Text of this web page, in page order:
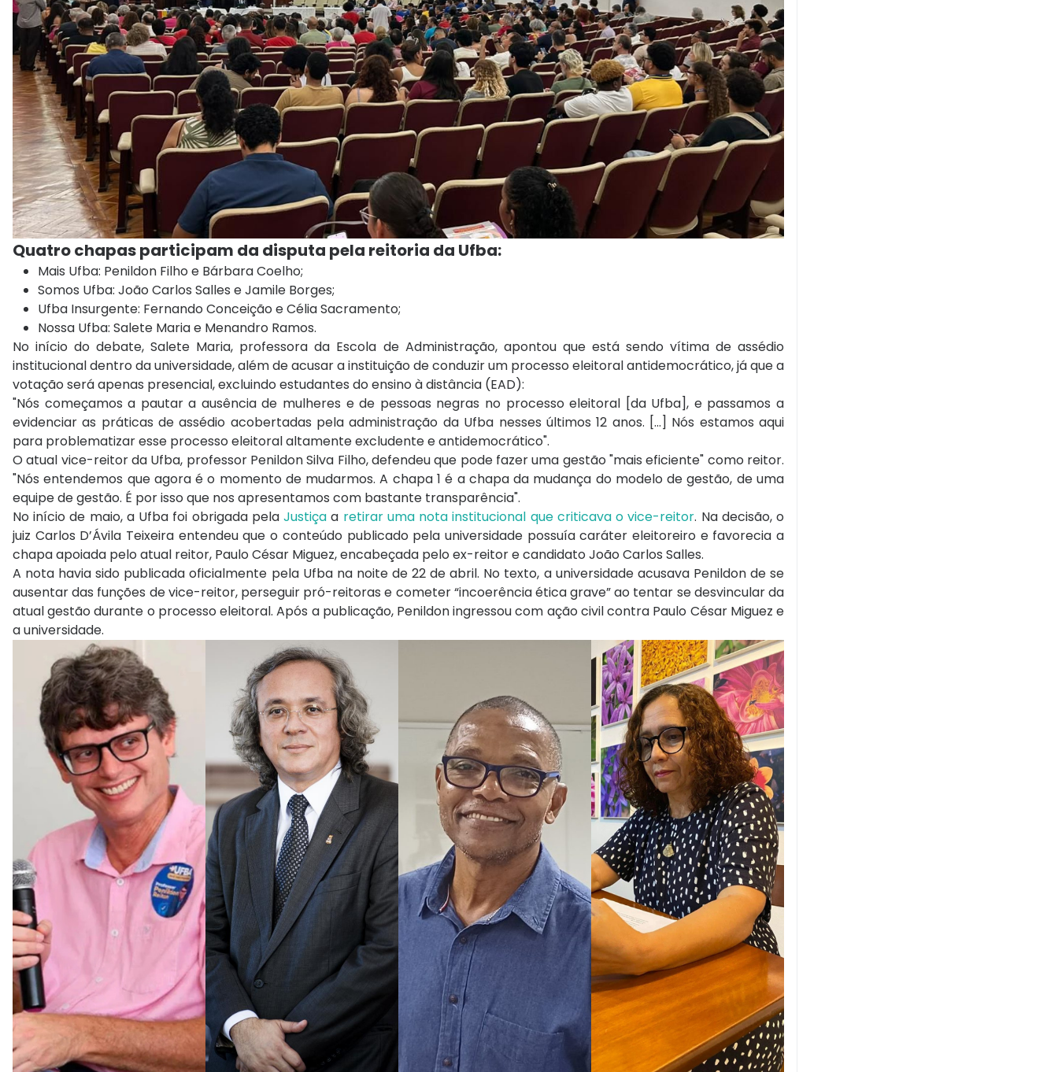
Quatro chapas participam da disputa pela reitoria da Ufba:
Mais Ufba: Penildon Filho e Bárbara Coelho;
Somos Ufba: João Carlos Salles eJamile Borges;
Ufba Insurgente: Fernando Conceição eCélia Sacramento;
Nossa Ufba: Salete Mariae Menandro Ramos.
No início do debate, Salete Maria, professora da Escola de Administração, apontou que está sendo vítima de assédio
institucional dentro da universidade, além de acusar a instituição de conduzir um processo eleitoral antidemocrático, já que a
votação será apenas presencial, excluindo estudantes do ensino à distância (EAD):
"Nós começamos a pautar a ausência de mulheres e de pessoas negras no processo eleitoral [da Ufba], e passamos a
evidenciar as práticas de assédio acobertadas pela administração da Ufba nesses últimos 12 anos. [...] Nós estamos aqui
para problematizar esse processo eleitoral altamente excludente e antidemocrático".
O atual vice-reitor da Ufba, professor Penildon Silva Filho, defendeu que pode fazer uma gestão "mais eficiente" como reitor.
"Nós entendemos que agora é o momento de mudarmos. A chapa 1 é a chapa da mudança do modelo de gestão, de uma
equipe de gestão. É por isso que nos apresentamos com bastante transparência".
No início de maio, a Ufba foi obrigada pelaJustiça a retirar uma nota institucional que criticava o vice-reitor. Na decisão, o
juiz Carlos D’Ávila Teixeira entendeu que o conteúdo publicado pela universidade possuía caráter eleitoreiro e favorecia a
chapa apoiada pelo atual reitor, Paulo César Miguez, encabeçada pelo ex-reitor e candidato João Carlos Salles.
A nota havia sido publicada oficialmente pela Ufba na noite de 22 de abril. No texto, a universidade acusava Penildon de se
ausentar das funções de vice-reitor, perseguir pró-reitoras e cometer “incoerência ética grave” ao tentar se desvincular da
atual gestão durante o processo eleitoral. Após a publicação, Penildon ingressou com ação civil contra Paulo César Miguez e
a universidade.